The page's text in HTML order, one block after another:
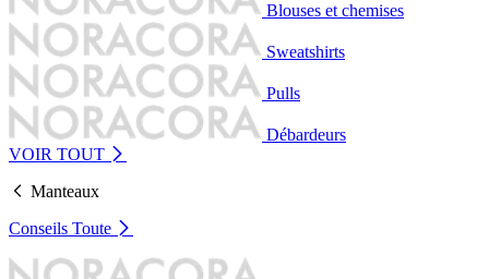
Blouses et chemises
Sweatshirts
Pulls
Débardeurs
VOIR TOUT
Manteaux
Conseils Toute